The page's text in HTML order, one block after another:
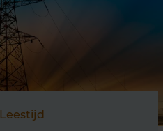
Leestijd